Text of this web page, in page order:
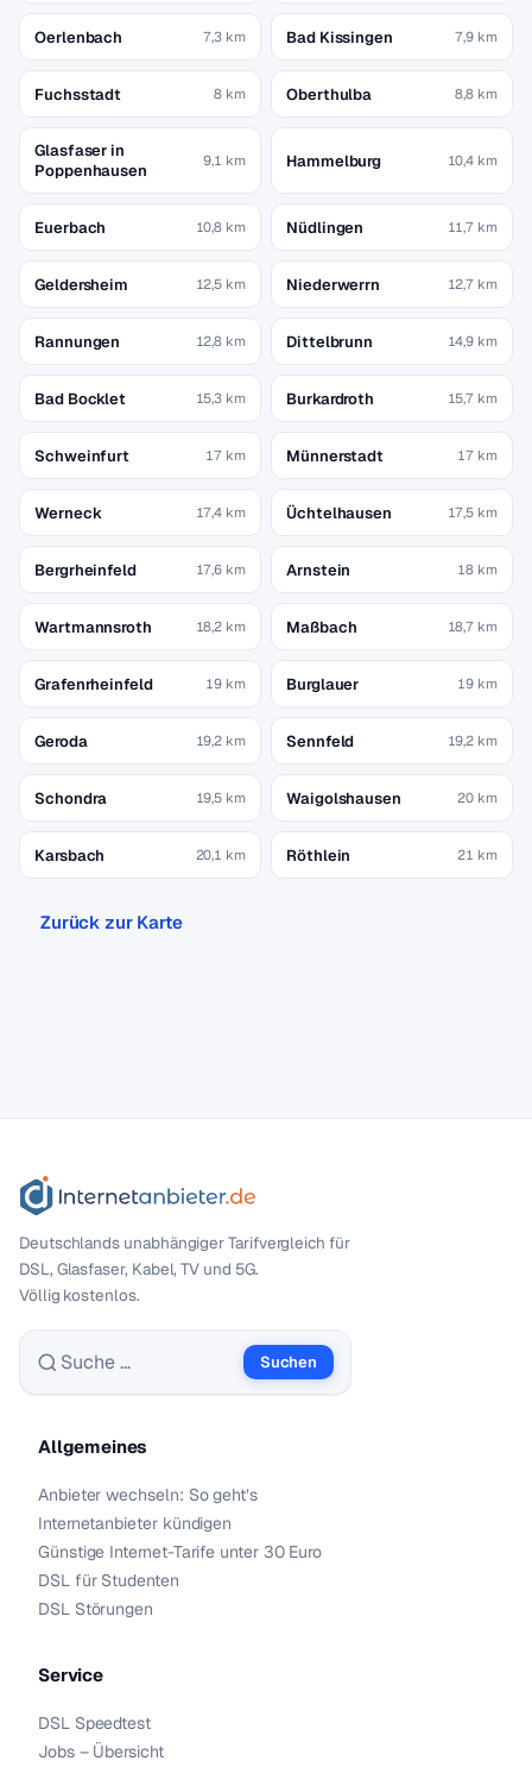
Oerlenbach 7,3 km Bad Kissingen 7,9 km
Fuchsstadt 8 km Oberthulba 8,8 km
Glasfaser in
Poppenhausen
9,1 km Hammelburg 10,4 km
Euerbach 10,8 km Nüdlingen 11,7 km
Geldersheim 12,5 km Niederwerrn 12,7 km
Rannungen 12,8 km Dittelbrunn 14,9 km
Bad Bocklet 15,3 km Burkardroth 15,7 km
Schweinfurt 17 km Münnerstadt 17 km
Werneck 17,4 km Üchtelhausen 17,5 km
Bergrheinfeld 17,6 km Arnstein 18 km
Wartmannsroth 18,2 km Maßbach 18,7 km
Grafenrheinfeld 19 km Burglauer 19 km
Geroda 19,2 km Sennfeld 19,2 km
Schondra 19,5 km Waigolshausen 20 km
Karsbach 20,1 km Röthlein 21 km
Zurück zur Karte
Deutschlands unabhängiger Tarif­vergleich für
DSL, Glasfaser, Kabel, TV und 5G.
Völlig kostenlos.
Suche nach:
Suchen
Allgemeines
Anbieter wechseln: So geht’s
Internetanbieter kündigen
Günstige Internet-Tarife unter 30 Euro
DSL für Studenten
DSL Störungen
Service
DSL Speedtest
Jobs – Übersicht